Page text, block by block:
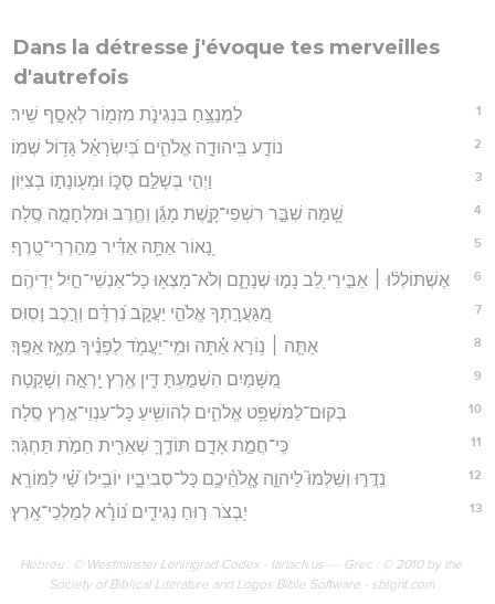
Dans la détresse j'évoque tes merveilles
d'autrefois
1 לַמְנַצֵּ֥חַ בִּנְגִינֹ֑ת מִזְמ֖וֹר לְאָסָ֣ף שִֽׁיר׃
2 נוֹדָ֣ע בִּֽיהוּדָ֣ה אֱלֹהִ֑ים בְּ֝יִשְׂרָאֵ֗ל גָּד֥וֹל שְׁמֽוֹ׃
3 וַיְהִ֣י בְשָׁלֵ֣ם סֻכּ֑וֹ וּמְע֖וֹנָת֣וֹ בְצִיּֽוֹן׃
4 שָׁ֭מָּה שִׁבַּ֣ר רִשְׁפֵי־קָ֑שֶׁת מָגֵ֬ן וְחֶ֖רֶב וּמִלְחָמָ֣ה סֶֽלָה׃
5 נָ֭אוֹר אַתָּ֥ה אַדִּ֗יר מֵֽהַרְרֵי־טָֽרֶף׃
6 אֶשְׁתּוֹלְל֨וּ ׀ אַבִּ֣ירֵי לֵ֭ב נָמ֣וּ שְׁנָתָ֑ם וְלֹא־מָצְא֖וּ כָל־אַנְשֵׁי־חַ֣יִל יְדֵיהֶֽם׃
7 מִ֭גַּעֲרָ֣תְךָ אֱלֹהֵ֣י יַעֲקֹ֑ב נִ֝רְדָּ֗ם וְרֶ֣כֶב וָסֽוּס׃
8 אַתָּ֤ה ׀ נ֥וֹרָא אַ֗תָּה וּמִֽי־יַעֲמֹ֥ד לְפָנֶ֗יךָ מֵאָ֥ז אַפֶּֽךָ׃
9 מִ֭שָּׁמַיִם הִשְׁמַ֣עְתָּ דִּ֑ין אֶ֖רֶץ יָֽרְאָ֣ה וְשָׁקָֽטָה׃
10 בְּקוּם־לַמִּשְׁפָּ֥ט אֱלֹהִ֑ים לְהוֹשִׁ֖יעַ כָּל־עַנְוֵי־אֶ֣רֶץ סֶֽלָה׃
11 כִּֽי־חֲמַ֣ת אָדָ֣ם תּוֹדֶ֑ךָּ שְׁאֵרִ֖ית חֵמֹ֣ת תַּחְגֹּֽר׃
12 נִֽדֲר֣וּ וְשַׁלְּמוּ֮ לַיהוָ֪ה אֱ‍ֽלֹהֵ֫יכֶ֥ם כָּל־סְבִיבָ֑יו יוֹבִ֥ילוּ שַׁ֝֗י לַמּוֹרָֽא׃
13 יִ֭בְצֹר ר֣וּחַ נְגִידִ֑ים נ֝וֹרָ֗א לְמַלְכֵי־אָֽרֶץ׃
Hébreu : © Westminster Leningrad Codex - tanach.us --- Grec : © 2010 by the
Society of Biblical Literature and Logos Bible Software - sblgnt.com